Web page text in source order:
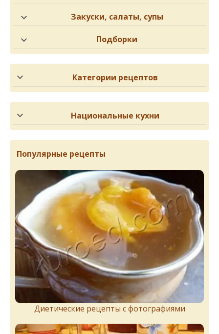
Закуски, салаты, супы
Подборки
Категории рецептов
Национальные кухни
Популярные рецепты
Диетические рецепты с фотографиями